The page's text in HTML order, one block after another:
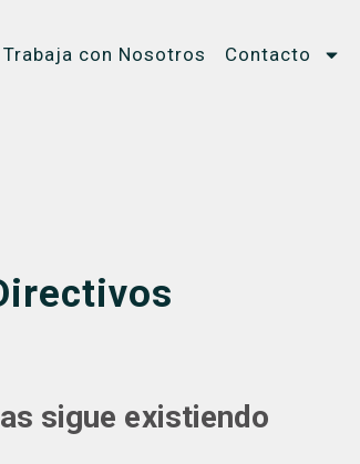
Trabaja con Nosotros Contacto
sigue existiendo